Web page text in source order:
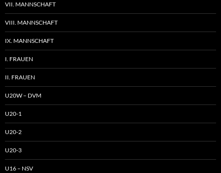
VII. MANNSCHAFT
VIII. MANNSCHAFT
IX. MANNSCHAFT
I. FRAUEN
II. FRAUEN
U20W – DVM
U20-1
U20-2
U20-3
U16 – NSV